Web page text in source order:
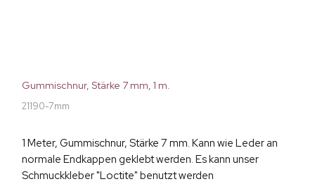
Gummischnur, Stärke 7 mm, 1 m.
21190-7mm
1 Meter, Gummischnur, Stärke 7 mm. Kann wie Leder an
normale Endkappen geklebt werden. Es kann unser
Schmuckkleber "Loctite" benutzt werden